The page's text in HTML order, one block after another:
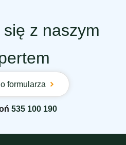
z naszym
formularza
535 100 190